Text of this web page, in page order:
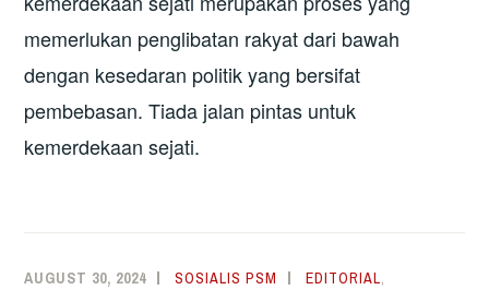
memerlukan penglibatan rakyat dari bawah
dengan kesedaran politik yang bersifat
pembebasan. Tiada jalan pintas untuk
kemerdekaan sejati.
AUGUST 30, 2024 SOSIALIS PSM EDITORIAL,